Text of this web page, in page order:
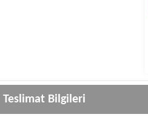
Teslimat Bilgileri